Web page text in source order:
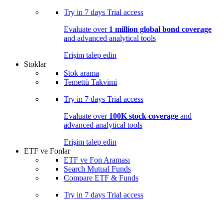
Try in 7 days Trial access
Evaluate over 1 million global bond coverage
and advanced analytical tools
Erişim talep edin
Stoklar
Stok arama
Temettü Takvimi
Try in 7 days Trial access
Evaluate over 100K stock coverage and
advanced analytical tools
Erişim talep edin
ETF ve Fonlar
ETF ve Fon Araması
Search Mutual Funds
Compare ETF & Funds
Try in 7 days Trial access